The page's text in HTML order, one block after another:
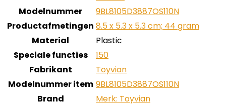
Modelnummer
‎9BL8105D3887OS110N
Productafmetingen ‎8.5 x 5.3 x 5.3 cm; 44 gram
Material
‎Plastic
Speciale functies
‎150
Fabrikant
‎Toyvian
Modelnummer item ‎9BL8105D3887OS110N
Brand
Merk: Toyvian